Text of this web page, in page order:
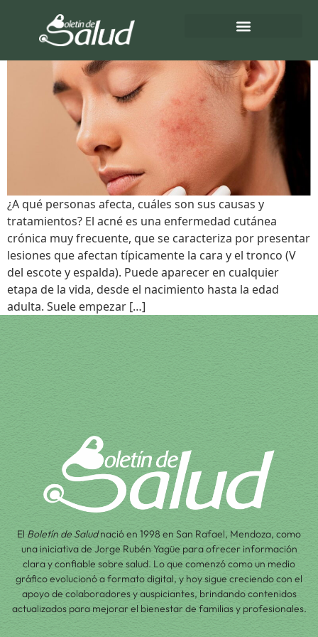
ACNÉ
¿A qué personas afecta, cuáles son sus causas y
tratamientos? El acné es una enfermedad cutánea
crónica muy frecuente, que se caracteriza por presentar
lesiones que afectan típicamente la cara y el tronco (V
del escote y espalda). Puede aparecer en cualquier
etapa de la vida, desde el nacimiento hasta la edad
adulta. Suele empezar […]
El Boletín de Saludnació en 1998 en San Rafael, Mendoza, como
una iniciativa de Jorge Rubén Yagüe para ofrecer información
clara y confiable sobre salud. Lo que comenzó como un medio
gráfico evolucionó a formato digital, y hoy sigue creciendo con el
apoyo de colaboradores y auspiciantes, brindando contenidos
actualizados para mejorar el bienestar de familias y profesionales.